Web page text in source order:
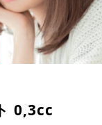
0,3cc